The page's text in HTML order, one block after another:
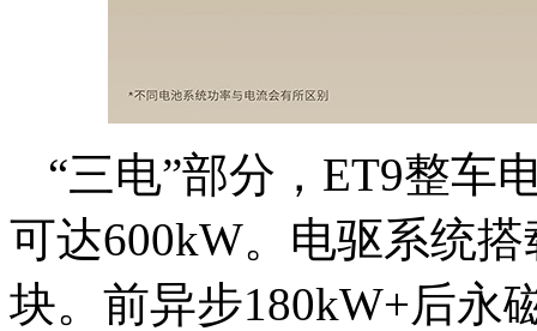
“三电”部分，ET9整车
可达600kW。电驱系统
块。前异步180kW+后永